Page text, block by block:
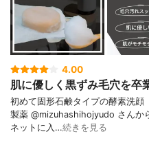
4.00
肌に優しく黒ずみ毛穴を卒
初めて固形石鹸タイプの酵素洗
製薬 @mizuhashihojyudo さんか
ネットに入…続きを見る